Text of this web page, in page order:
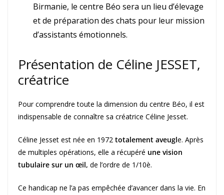
Birmanie, le centre Béo sera un lieu d’élevage
et de préparation des chats pour leur mission
d’assistants émotionnels.
Présentation de Céline JESSET,
créatrice
Pour comprendre toute la dimension du centre Béo, il est
indispensable de connaître sa créatrice Céline Jesset.
Céline Jesset est née en 1972 totalement aveugle. Après
de multiples opérations, elle a récupéré une vision
tubulaire sur un œil, de l’ordre de 1/10è.
Ce handicap ne l’a pas empêchée d’avancer dans la vie. En